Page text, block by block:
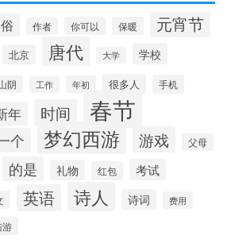
作者 你可以 保暖 元宵节
北京 唐代 大学 学校
阴 工作 年初 很多人 手机
年 时间 春节
个 梦幻西游 游戏 父母
的是 礼物 红包 考试
英语 诗人 诗词 费用
游